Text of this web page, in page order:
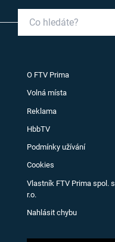
O FTV Prima
Volná místa
Reklama
HbbTV
Podmínky užívání
Cookies
Vlastník FTV Prima spol. s
r.o.
Nahlásit chybu